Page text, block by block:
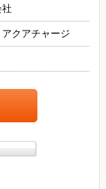
クアチャージ